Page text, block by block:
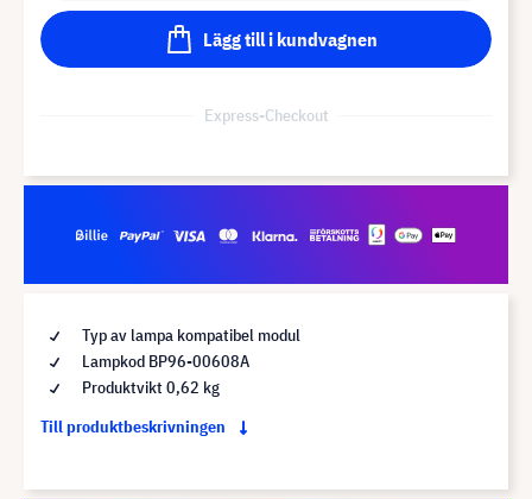
Lägg till i kundvagnen
Express-Checkout
Typ av lampa kompatibel modul
Lampkod BP96-00608A
Produktvikt 0,62 kg
Till produktbeskrivningen